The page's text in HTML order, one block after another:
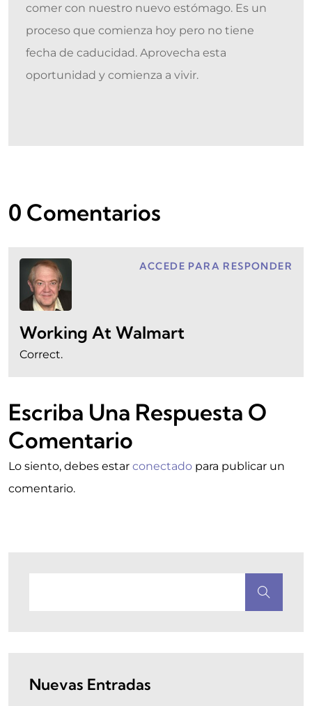
comer con nuestro nuevo estómago. Es un
proceso que comienza hoy pero no tiene
fecha de caducidad. Aprovecha esta
oportunidad y comienza a vivir.
0 Comentarios
Working At Walmart
Correct.
ACCEDE PARA RESPONDER
Escriba Una Respuesta O
Comentario
Lo siento, debes estar conectado para publicar un
comentario.
Nuevas Entradas